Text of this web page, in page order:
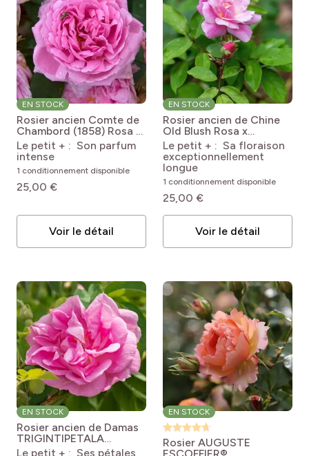
EN STOCK
Rosier ancien Comte de
Chambord (1858) Rosa x
Portland 'Comte de
Chambord'
Le petit + : Son parfum
intense
1 conditionnement disponible
25,00 €
Voir le détail
EN STOCK
Rosier ancien de Chine
Old Blush Rosa x
chinensis Old Blush (Pink
China, Parsons)
Le petit + : Sa floraison
exceptionnellement
longue
1 conditionnement disponible
25,00 €
Voir le détail
EN STOCK
Rosier ancien de Damas
TRIGINTIPETALA
Kanzanlik (1689) Rosa x
Le petit + : Ses pétales
EN STOCK
Rosier AUGUSTE